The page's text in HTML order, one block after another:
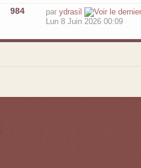
984 par ydrasil
Lun 8 Juin 2026 00:09